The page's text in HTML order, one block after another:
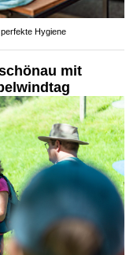
Hygiene
mit